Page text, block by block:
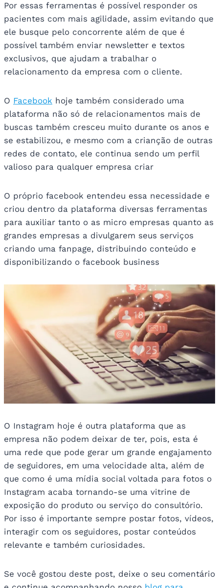
Por essas ferramentas é possível responder os
pacientes com mais agilidade, assim evitando que
ele busque pelo concorrente além de que é
possível também enviar newsletter e textos
exclusivos, que ajudam a trabalhar o
relacionamento da empresa com o cliente.
O Facebook hoje também considerado uma
plataforma não só de relacionamentos mais de
buscas também cresceu muito durante os anos e
se estabilizou, e mesmo com a crianção de outras
redes de contato, ele continua sendo um perfil
valioso para qualquer empresa criar
O próprio facebook entendeu essa necessidade e
criou dentro da plataforma diversas ferramentas
para auxiliar tanto o as micro empresas quanto as
grandes empresas a divulgarem seus serviços
criando uma fanpage, distribuindo conteúdo e
disponibilizando o facebook business
O Instagram hoje é outra plataforma que as
empresa não podem deixar de ter, pois, esta é
uma rede que pode gerar um grande engajamento
de seguidores, em uma velocidade alta, além de
que como é uma mídia social voltada para fotos o
Instagram acaba tornando-se uma vitrine de
exposição do produto ou serviço do consultório.
Por isso é importante sempre postar fotos, vídeos,
interagir com os seguidores, postar conteúdos
relevante e também curiosidades.
Se você gostou deste post, deixe o seu comentário